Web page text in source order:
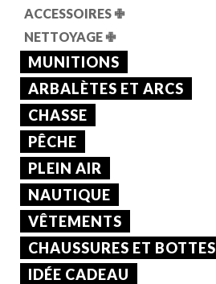
ACCESSOIRES ✙
NETTOYAGE ✙
MUNITIONS
ARBALÈTES ET ARCS
CHASSE
PÊCHE
PLEIN AIR
NAUTIQUE
VÊTEMENTS
CHAUSSURES ET BOTTES
IDÉE CADEAU